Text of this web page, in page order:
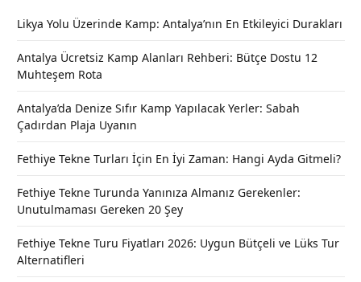
Likya Yolu Üzerinde Kamp: Antalya’nın En Etkileyici Durakları
Antalya Ücretsiz Kamp Alanları Rehberi: Bütçe Dostu 12
Muhteşem Rota
Antalya’da Denize Sıfır Kamp Yapılacak Yerler: Sabah
Çadırdan Plaja Uyanın
Fethiye Tekne Turları İçin En İyi Zaman: Hangi Ayda Gitmeli?
Fethiye Tekne Turunda Yanınıza Almanız Gerekenler:
Unutulmaması Gereken 20 Şey
Fethiye Tekne Turu Fiyatları 2026: Uygun Bütçeli ve Lüks Tur
Alternatifleri